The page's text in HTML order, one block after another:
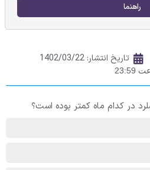
راهنما
تاریخ انتشار: 1402/03/22
در کدام ماه کمتر بوده است؟